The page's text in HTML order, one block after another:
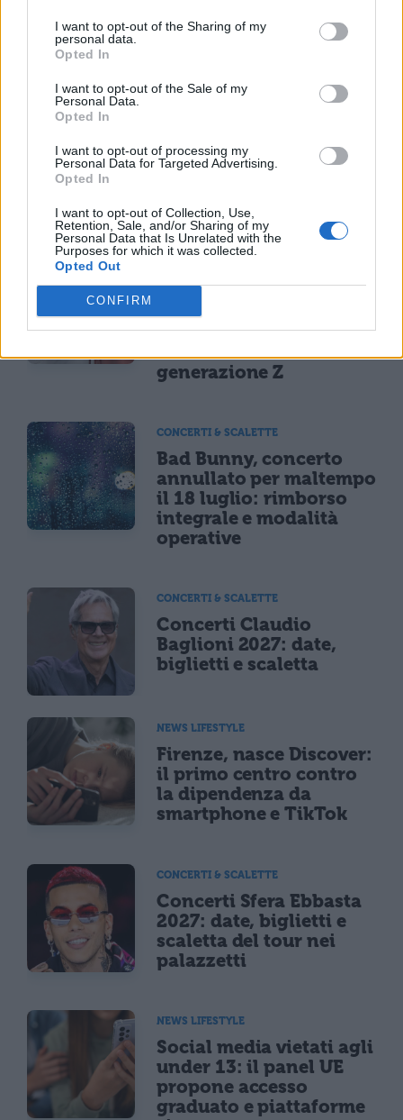
I want to opt-out of the Sharing of my
personal data.
Opted In
I want to opt-out of the Sale of my
Personal Data.
Opted In
I want to opt-out of processing my
Personal Data for Targeted Advertising.
Opted In
I want to opt-out of Collection, Use,
Retention, Sale, and/or Sharing of my
Personal Data that Is Unrelated with the
Purposes for which it was collected.
Opted Out
CONFIRM
TI POTREBBE INTERESSARE
minori di 15 anni dal 1°
settembre: come
dell'età
Oltre uno studente su
sei a rischio: l'allarme
Iss su gaming, azzardo
e social nella
generazione Z
CONCERTI & SCALETTE
Bad Bunny, concerto
annullato per maltempo
il 18 luglio: rimborso
integrale e modalità
operative
CONCERTI & SCALETTE
Concerti Claudio
Baglioni 2027: date,
biglietti e scaletta
NEWS LIFESTYLE
Firenze, nasce Discover:
il primo centro contro
la dipendenza da
smartphone e TikTok
CONCERTI & SCALETTE
Concerti Sfera Ebbasta
2027: date, biglietti e
scaletta del tour nei
palazzetti
NEWS LIFESTYLE
Social media vietati agli
under 13: il panel UE
propone accesso
graduato e piattaforme